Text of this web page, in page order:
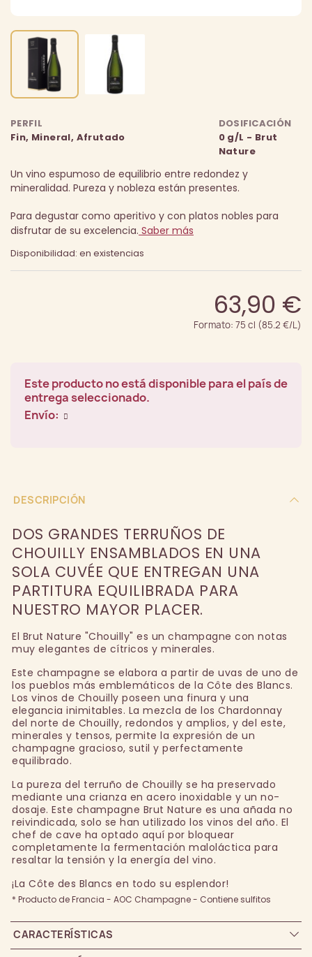
PERFIL
Fin, Mineral, Afrutado
DOSIFICACIÓN
0 g/L - Brut
Nature
Un vino espumoso de equilibrio entre redondez y
mineralidad. Pureza y nobleza están presentes.
Para degustar como aperitivo y con platos nobles para
disfrutar de su excelencia. Saber más
Disponibilidad: en existencias
63,90 €
Formato: 75 cl (85.2 €/L)
Este producto no está disponible para el país de
entrega seleccionado.
Envío:
DESCRIPCIÓN
DOS GRANDES TERRUÑOS DE
CHOUILLY ENSAMBLADOS EN UNA
SOLA CUVÉE QUE ENTREGAN UNA
PARTITURA EQUILIBRADA PARA
NUESTRO MAYOR PLACER.
El Brut Nature "Chouilly" es un champagne con notas
muy elegantes de cítricos y minerales.
Este champagne se elabora a partir de uvas de uno de
los pueblos más emblemáticos de la Côte des Blancs.
Los vinos de Chouilly poseen una finura y una
elegancia inimitables. La mezcla de los Chardonnay
del norte de Chouilly, redondos y amplios, y del este,
minerales y tensos, permite la expresión de un
champagne gracioso, sutil y perfectamente
equilibrado.
La pureza del terruño de Chouilly se ha preservado
mediante una crianza en acero inoxidable y un no-
dosaje. Este champagne Brut Nature es una añada no
reivindicada, solo se han utilizado los vinos del año. El
chef de cave ha optado aquí por bloquear
completamente la fermentación maloláctica para
resaltar la tensión y la energía del vino.
¡La Côte des Blancs en todo su esplendor!
* Producto de Francia - AOC Champagne - Contiene sulfitos
CARACTERÍSTICAS